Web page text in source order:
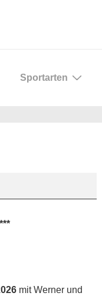
Sportarten
mit Werner und